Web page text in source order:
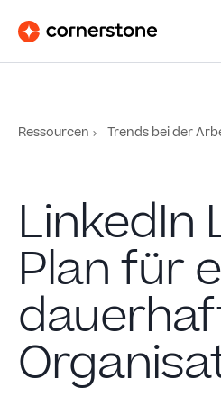
Ressourcen Trends bei der
LinkedIn
Plan für